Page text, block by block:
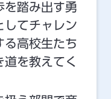
を踏み出す勇
してチャレン
る高校生たち
を教えてく